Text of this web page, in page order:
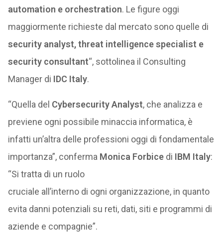
automation e orchestration. Le figure oggi
maggiormente richieste dal mercato sono quelle di
security analyst, threat intelligence specialist e
security consultant“, sottolinea il Consulting
Manager di IDC Italy.
“Quella del Cybersecurity Analyst, che analizza e
previene ogni possibile minaccia informatica, è
infatti un’altra delle professioni oggi di fondamentale
importanza”, conferma Monica Forbicedi IBM Italy:
“Si tratta di un ruolo
cruciale all’interno di ogni organizzazione, in quanto
evita danni potenziali su reti, dati, siti e programmi di
aziende e compagnie”.